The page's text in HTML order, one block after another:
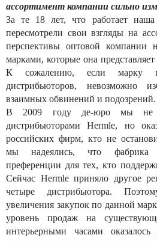
ассортимент компании сильно
За те 18 лет, что работает
пересмотрели свои взгляды на
перспективы оптовой компании
марками, которые она
К сожалению, если марку
дистрибьюторов, невозможно
взаимных обвинений и подозрений.
В 2009 году де-юро мы не
дистрибьюторами Hermle, но
российских фирм, кто не
мы надеялись, что фабрика
преференции для тех, кто
Сейчас Hermle приняло другое
четыре дистрибьютора.
увеличения закупок по данной
уровень продаж на
интерьерными часами